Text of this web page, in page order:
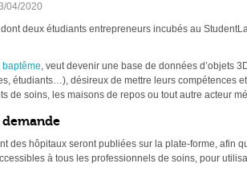
04/2020
deux étudiants entrepreneurs incubés au
baptême, veut devenir une base de données d’objets
étudiants…), désireux de mettre leurs compétences
de soins, les maisons de repos ou tout autre acteur
des hôpitaux seront publiées sur la plate-forme, afin
à tous les professionnels de soins, pour